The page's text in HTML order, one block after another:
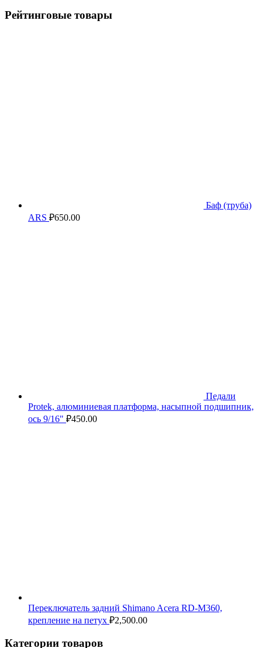
Рейтинговые товары
Баф (труба)
ARS ₽650.00
Педали
Protek, алюминиевая платформа, насыпной подшипник,
ось 9/16" ₽450.00
Переключатель задний Shimano Acera RD-M360,
крепление на петух ₽2,500.00
Категории товаров